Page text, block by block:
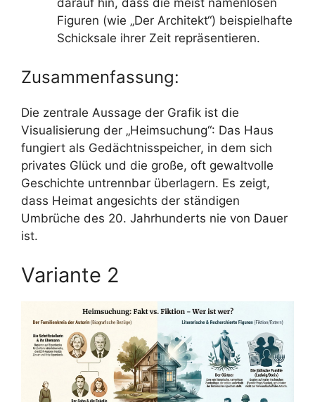
Figuren (wie „Der Architekt“) beispielhafte
Schicksale ihrer Zeit repräsentieren.
Zusammenfassung:
Die zentrale Aussage der Grafik ist die
Visualisierung der „Heimsuchung“: Das Haus
fungiert als Gedächtnisspeicher, in dem sich
privates Glück und die große, oft gewaltvolle
Geschichte untrennbar überlagern. Es zeigt,
dass Heimat angesichts der ständigen
Umbrüche des 20. Jahrhunderts nie von Dauer
ist.
Variante 2